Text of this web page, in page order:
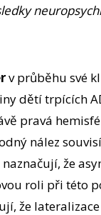
v průběhu své
dětí trpících
pravá
nález
že
roli při této
že